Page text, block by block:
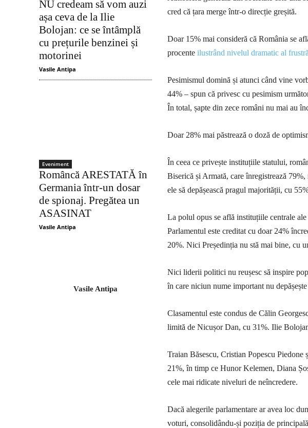
NU credeam să vom auzi
așa ceva de la Ilie
Bolojan: ce se întâmplă
cu prețurile benzinei și
motorinei
Vasile Antipa
Eveniment
Româncă ARESTATĂ în
Germania într-un dosar
de spionaj. Pregătea un
ASASINAT
Vasile Antipa
Vasile Antipa
cred că țara merge într-o direcție greșită.
Doar 15% mai consideră că România se
procente ilustrând nivelul dramatic al
Pesimismul domină și atunci când vine
44% – spun că privesc cu pesimism
În total, șapte din zece români nu mai au
Doar 28% mai păstrează o doză de
În ceea ce privește instituțiile statului,
Biserică și Armată, care înregistrează
ele să depășească pragul majorității, cu
La polul opus se află instituțiile centrale
Parlamentul este creditat cu doar 24%
20%. Nici Președinția nu stă mai bine, cu
Nici liderii politici nu reușesc să inspire
în care niciun nume important nu
Clasamentul este condus de Călin
limită de Nicușor Dan, cu 31%. Ilie
Traian Băsescu, Cristian Popescu
21%, în timp ce Hunor Kelemen, Diana
cele mai ridicate niveluri de neîncredere.
Dacă alegerile parlamentare ar avea loc
voturi, consolidându-și poziția de